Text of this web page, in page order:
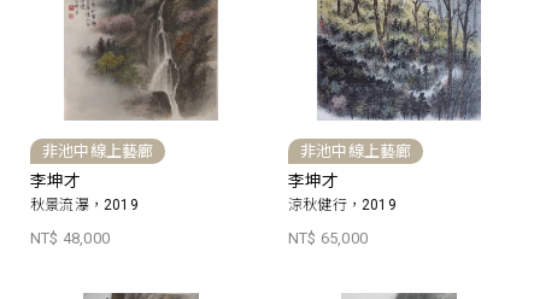
非池中線上藝廊
李坤才
秋景流瀑，2019
NT$ 48,000
非池中線上藝廊
李坤才
涼秋健行，2019
NT$ 65,000